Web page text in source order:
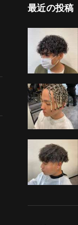
最近の投稿